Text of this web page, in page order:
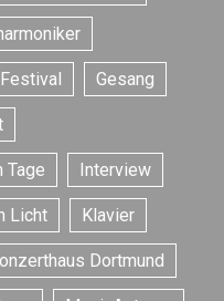
Festival Gesang
Tage Interview
Licht Klavier
Dortmund